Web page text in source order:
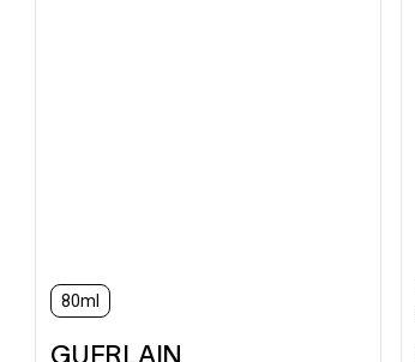
80ml
GUERLAIN